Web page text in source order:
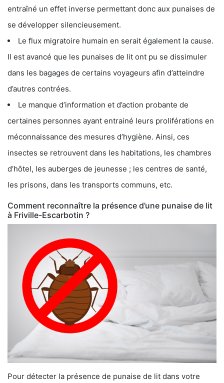
entraîné un effet inverse permettant donc aux punaises de
se développer silencieusement.
Le flux migratoire humain en serait également la cause.
Il est avancé que les punaises de lit ont pu se dissimuler
dans les bagages de certains voyageurs afin d’atteindre
d’autres contrées.
Le manque d’information et d’action probante de
certaines personnes ayant entrainé leurs proliférations en
méconnaissance des mesures d’hygiène. Ainsi, ces
insectes se retrouvent dans les habitations, les chambres
d’hôtel, les auberges de jeunesse ; les centres de santé,
les prisons, dans les transports communs, etc.
Comment reconnaître la présence d’une punaise de lit
à Friville-Escarbotin ?
Pour détecter la présence de punaise de lit dans votre